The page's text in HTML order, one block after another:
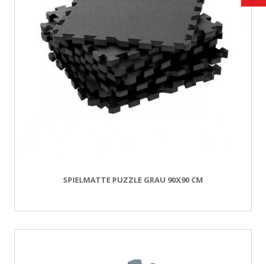
SPIELMATTE PUZZLE GRAU 90X90 CM